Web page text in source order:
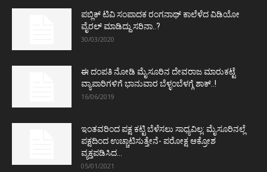
ಪಬ್ಲಿಕ್ ಟಿವಿ ಸಂಪಾದಕ ರಂಗನಾಥ್ ಕಾಲೆಳೆದ ವಿಡಿಯೋ
ವೈರಲ್ ಮಾಡಿದ್ದು ಸರಿನಾ..?
30/03/2020
ಈ ದಂಪತಿ ನೋಡಿ ಮೈಸೂರಿನ ದೇವರಾಜ ಮಾರುಕಟ್ಟೆ
ವ್ಯಾಪಾರಿಗಳಿಗೆ ಭಾನುವಾರ ಬೆಳ್ಳಂಬೆಳಗ್ಗೆ ಶಾಕ್..!
16/06/2019
ಇಂತವರಿಂದ ಪಕ್ಷ ಕಟ್ಟಿ ಬೆಳೆಸಲು ಸಾಧ್ಯವಿಲ್ಲ: ಮೈಸೂರಿನಲ್ಲೆ
ಪಕ್ಷದಿಂದ ಉಚ್ಚಾಟಿಸುತ್ತೇನೆ- ಪರೋಕ್ಷ ಆಕ್ರೋಶ
ವ್ಯಕ್ತಪಡಿಸಿದ...
05/01/2021